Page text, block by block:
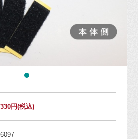
330円(税込)
6097